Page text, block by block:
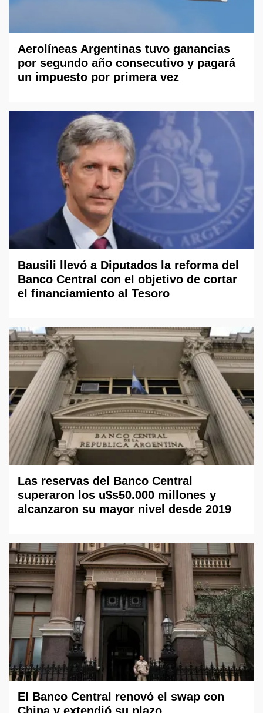
Aerolíneas Argentinas tuvo ganancias
por segundo año consecutivo y pagará
un impuesto por primera vez
Bausili llevó a Diputados la reforma del
Banco Central con el objetivo de cortar
el financiamiento al Tesoro
Las reservas del Banco Central
superaron los u$s50.000 millones y
alcanzaron su mayor nivel desde 2019
El Banco Central renovó el swap con